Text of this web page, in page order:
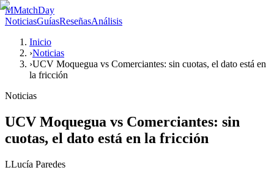
MMatchDay
NoticiasGuíasReseñasAnálisis
Inicio
›Noticias
›UCV Moquegua vs Comerciantes: sin cuotas, el dato está en
la fricción
Noticias
UCV Moquegua vs Comerciantes: sin
cuotas, el dato está en la fricción
LLucía Paredes